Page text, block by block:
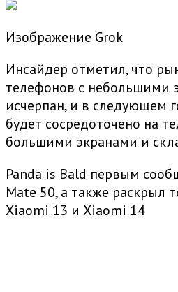
Изображение Grok
Инсайдер отметил, что
телефонов с небольшими
исчерпан, и в следующем
будет сосредоточено на
большими экранами и
Panda is Bald первым
Mate 50, а также раскрыл
Xiaomi 13 и Xiaomi 14